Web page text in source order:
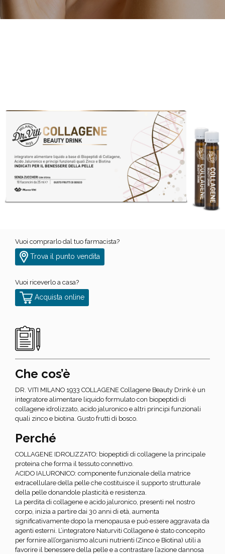
Vuoi comprarlo dal tuo farmacista?
Trova il punto vendita
Vuoi riceverlo a casa?
Acquista online
Che cos’è
DR. VITI MILANO 1933 COLLAGENE Collagene Beauty Drink è un
integratore alimentare liquido formulato con biopeptidi di
collagene idrolizzato, acido jaluronico e altri principi funzionali
quali zinco e biotina. Gusto frutti di bosco.
Perché
COLLAGENE IDROLIZZATO: biopeptidi di collagene la principale
proteina che forma il tessuto connettivo.
ACIDO IALURONICO: componente funzionale della matrice
extracellulare della pelle che costituisce il supporto strutturale
della pelle donandole plasticità e resistenza.
La perdita di collagene e acido jaluronico, presenti nel nostro
corpo, inizia a partire dai 30 anni di età, aumenta
significativamente dopo la menopausa e può essere aggravata da
agenti esterni. L’integratore Naturviti Collagene è stato concepito
per fornire all’organismo alcuni nutrienti (Zinco e Biotina) utili a
favorire il benessere della pelle e a contrastare l’azione dannosa